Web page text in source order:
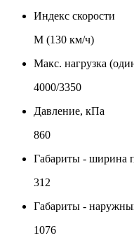
Индекс скорости
М (130 км/ч)
Макс. нагрузка
4000/3350
Давление, кПа
860
Габариты - ширина
312
Габариты -
1076